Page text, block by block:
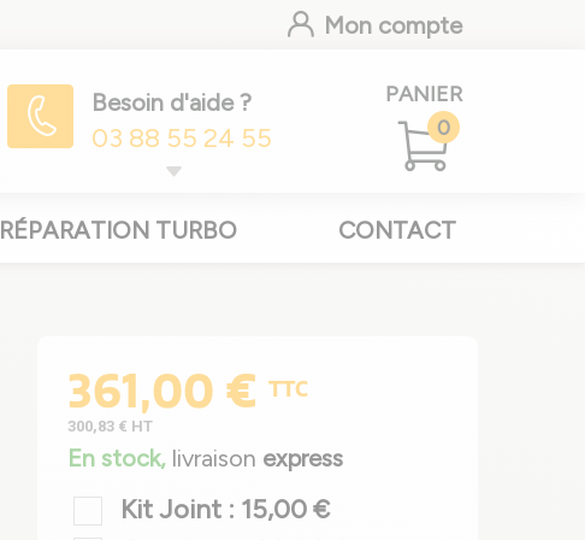
Mon compte
Besoin d'aide ?
03 88 55 24 55
PANIER
0
RÉPARATION TURBO CONTACT
361,00 € TTC
300,83 € HT
En stock, livraison express
Kit Joint : 15,00 €